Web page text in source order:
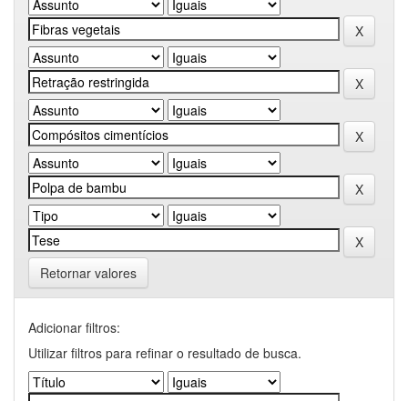
Retornar valores
Adicionar filtros:
Utilizar filtros para refinar o resultado de busca.